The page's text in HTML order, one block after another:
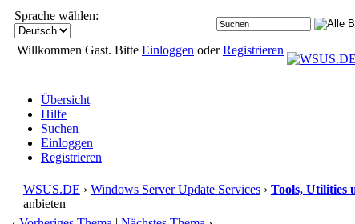
Sprache wählen:
Willkommen Gast. Bitte Einloggen oderRegistrieren
Übersicht
Hilfe
Suchen
Einloggen
Registrieren
WSUS.DE › Windows Server Update Services › Tools, Utilities
anbieten